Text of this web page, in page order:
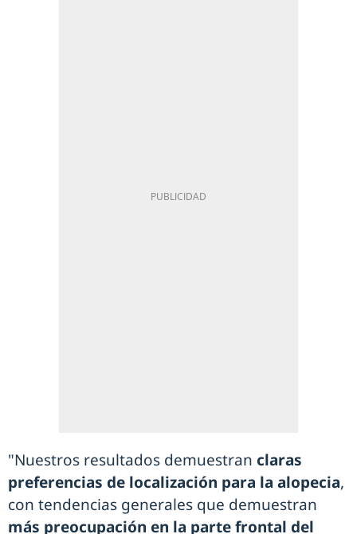
"Nuestros resultados demuestran claras
preferencias de localización para la alopecia,
con tendencias generales que demuestran
más preocupación en la parte frontal del